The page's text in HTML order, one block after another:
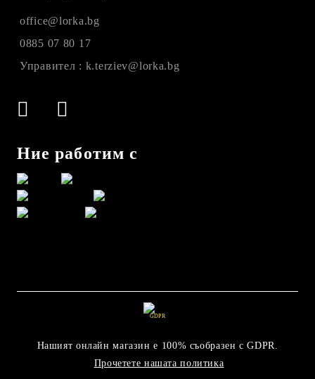
office@lorka.bg
0885 07 80 17
Управител : k.terziev@lorka.bg
Ние работим с
GDPR
Нашият онлайн магазин е 100% съобразен с GDPR.
Прочетете нашата политика